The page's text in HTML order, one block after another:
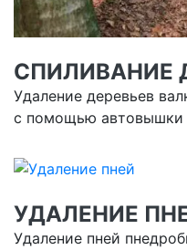
СПИЛИВАНИЕ
Удаление деревьев
с помощью автовышки
УДАЛЕНИЕ
Удаление пней